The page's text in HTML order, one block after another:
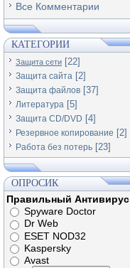
Все Комментарии
КАТЕГОРИИ
Защита сети [22]
Защита сайта [2]
Защита файлов [37]
Литература [5]
Защита CD/DVD [4]
Резервное копирование [2]
Работа без потерь [23]
ОПРОСИК
Правильный Антивирус
Spyware Doctor
Dr Web
ESET NOD32
Kaspersky
Avast